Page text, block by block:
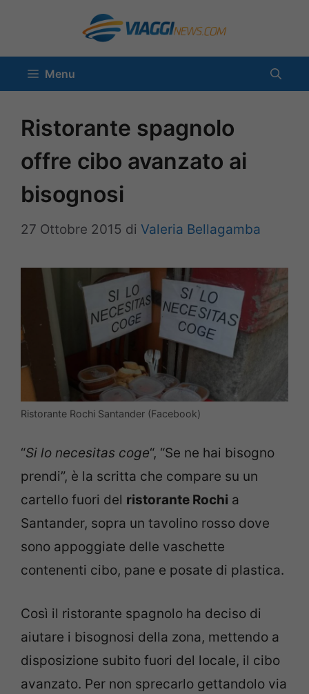
contenuto
Menu
Ristorante spagnolo
offre cibo avanzato ai
bisognosi
27 Ottobre 2015 di Valeria Bellagamba
Ristorante Rochi Santander (Facebook)
“Si lo necesitas coge“, “Se ne hai bisogno
prendi”, è la scritta che compare su un
cartello fuori del ristorante Rochi a
Santander, sopra un tavolino rosso dove
sono appoggiate delle vaschette
contenenti cibo, pane e posate di plastica.
Così il ristorante spagnolo ha deciso di
aiutare i bisognosi della zona, mettendo a
disposizione subito fuori del locale, il cibo
avanzato. Per non sprecarlo gettandolo via